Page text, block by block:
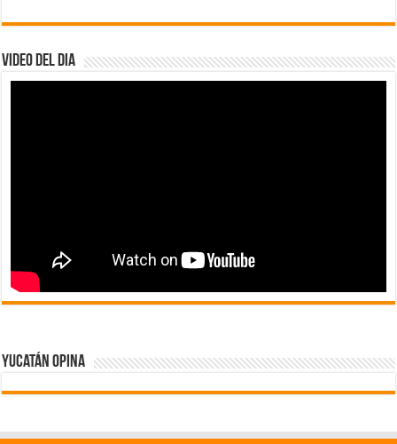
Video del dia
Yucatán Opina